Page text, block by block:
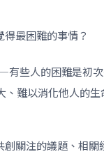
最困難的事情？
有些人的困難是初
、難以消化他人的
關注的議題、相關